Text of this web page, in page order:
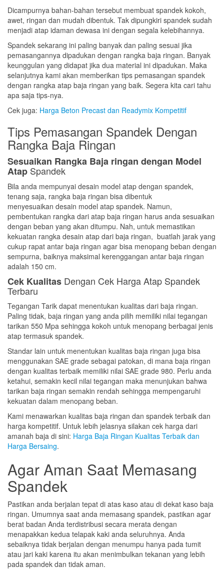
Dicampurnya bahan-bahan tersebut membuat spandek kokoh,
awet, ringan dan mudah dibentuk. Tak dipungkiri spandek sudah
menjadi atap idaman dewasa ini dengan segala kelebihannya.
Spandek sekarang ini paling banyak dan paling sesuai jika
pemasangannya dipadukan dengan rangka baja ringan. Banyak
keunggulan yang didapat jika dua material ini dipadukan. Maka
selanjutnya kami akan memberikan tips pemasangan spandek
dengan rangka atap baja ringan yang baik. Segera kita cari tahu
apa saja tips-nya.
Cek juga: Harga Beton Precast dan Readymix Kompetitif
Tips Pemasangan Spandek Dengan
Rangka Baja Ringan
Sesuaikan Rangka Baja ringan dengan Model
Atap Spandek
Bila anda mempunyai desain model atap dengan spandek,
tenang saja, rangka baja ringan bisa dibentuk
menyesuaikan desain model atap spandek. Namun,
pembentukan rangka dari atap baja ringan harus anda sesuaikan
dengan beban yang akan ditumpu. Nah, untuk memastikan
kekuatan rangka desain atap dari baja ringan, buatlah jarak yang
cukup rapat antar baja ringan agar bisa menopang beban dengan
sempurna, baiknya maksimal kerenggangan antar baja ringan
adalah 150 cm.
Cek Kualitas Dengan Cek Harga Atap Spandek
Terbaru
Tegangan Tarik dapat menentukan kualitas dari baja ringan.
Paling tidak, baja ringan yang anda pilih memiliki nilai tegangan
tarikan 550 Mpa sehingga kokoh untuk menopang berbagai jenis
atap termasuk spandek.
Standar lain untuk menentukan kualitas baja ringan juga bisa
menggunakan SAE grade sebagai patokan, di mana baja ringan
dengan kualitas terbaik memiliki nilai SAE grade 980. Perlu anda
ketahui, semakin kecil nilai tegangan maka menunjukan bahwa
tarikan baja ringan semakin rendah sehingga mempengaruhi
kekuatan dalam menopang beban.
Kami menawarkan kualitas baja ringan dan spandek terbaik dan
harga kompetitif. Untuk lebih jelasnya silakan cek harga dari
amanah baja di sini: Harga Baja Ringan Kualitas Terbaik dan
Harga Bersaing.
Agar Aman Saat Memasang
Spandek
Pastikan anda berjalan tepat di atas kaso atau di dekat kaso baja
ringan. Umumnya saat anda memasang spandek, pastikan agar
berat badan Anda terdistribusi secara merata dengan
menapakkan kedua telapak kaki anda seluruhnya. Anda
sebaiknya tidak berjalan dengan menumpu hanya pada tumit
atau jari kaki karena itu akan menimbulkan tekanan yang lebih
pada spandek dan tidak aman.